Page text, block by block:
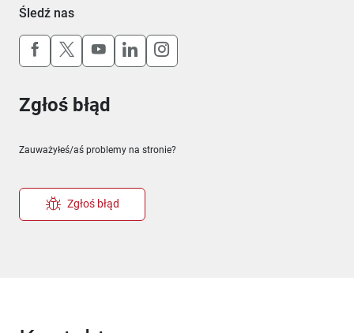
Śledź nas
Uwaga, link otworzy się w nowym oknie
Uwaga, link otworzy się w nowym oknie
Uwaga, link otworzy się w nowym
Uwaga, link otworzy się w
Uwaga, link otworzy się w
Zgłoś błąd
Zauważyłeś/aś problemy na stronie?
Zgłoś błąd